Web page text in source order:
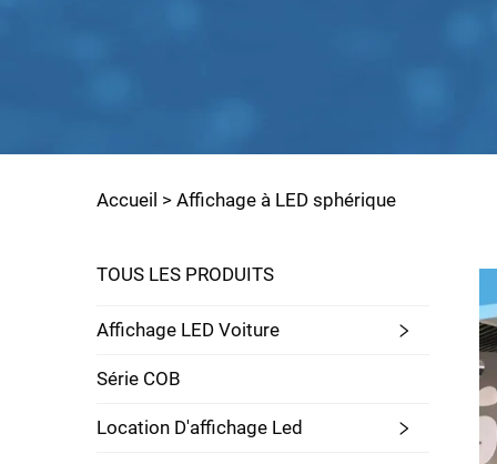
Accueil > Affichage à LED sphérique
TOUS LES PRODUITS
Affichage LED Voiture
Série COB
Location D'affichage Led